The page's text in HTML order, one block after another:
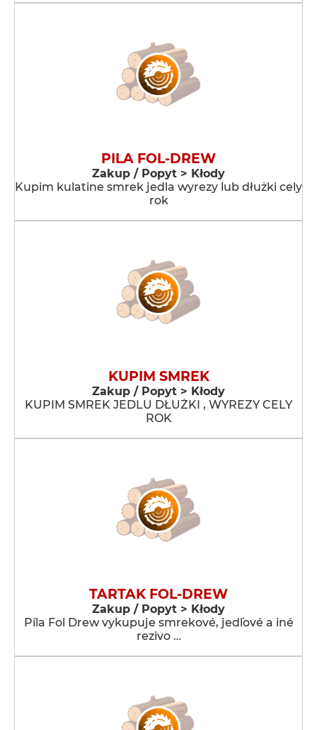
PILA FOL-DREW
Zakup / Popyt > Kłody
Kupim kulatine smrek jedla wyrezy lub dłużki cely
rok
KUPIM SMREK
Zakup / Popyt > Kłody
KUPIM SMREK JEDLU DŁUŻKI , WYREZY CELY
ROK
TARTAK FOL-DREW
Zakup / Popyt > Kłody
Píla Fol Drew vykupuje smrekové, jedľové a iné
rezivo …